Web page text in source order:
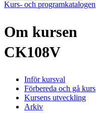
Kurs- och programkatalogen
Om kursen
CK108V
Inför kursval
Förbereda och gå kurs
Kursens utveckling
Arkiv